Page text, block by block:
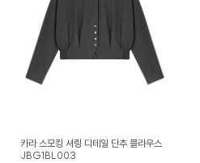
카라 스모킹 셔링 디테일 단추 블라우스
JBG1BL003